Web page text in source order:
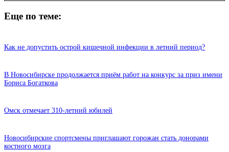
Еще по теме:
Как не допустить острой кишечной инфекции в летний период?
В Новосибирске продолжается приём работ на конкурс за приз имени
Бориса Богаткова
Омск отмечает 310-летний юбилей
Новосибирские спортсмены приглашают горожан стать донорами
костного мозга